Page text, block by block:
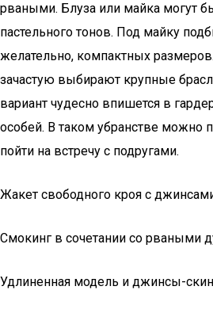
рваными. Блуза или майка могут
пастельного тонов. Под майку
желательно, компактных
зачастую выбирают крупные
вариант чудесно впишется в
особей. В таком убранстве можно
пойти на встречу с подругами.
Жакет свободного кроя с
Смокинг в сочетании со рваными
Удлиненная модель и джинсы-